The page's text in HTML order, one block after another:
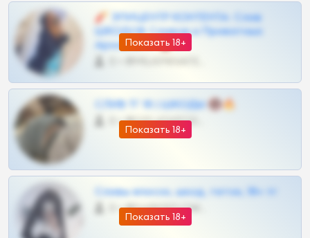
Показать 18+
🧨 ЭПИЦЕНТР КОНТЕНТА: Слив
ШКОДОВ Сливов и Приватных
Архивов ТГ 🔞💎
Показать 18+
СЛИВ ТГ 18 | ШКОДЫ 🔞🔥
0 •
Показать 18+
Сливы вписок, шкод, теток, 18+ тг
0 •